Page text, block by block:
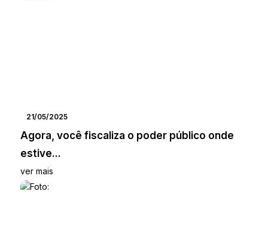
21/05/2025
Agora, você fiscaliza o poder público onde
estive...
ver mais